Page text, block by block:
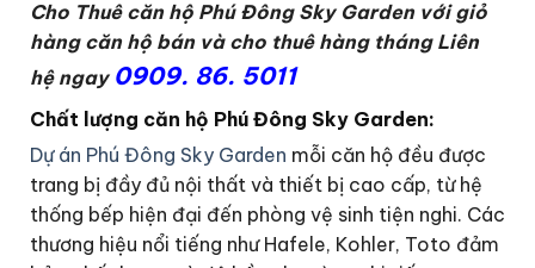
Cho Thuê căn hộ Phú Đông Sky Garden với giỏ
hàng căn hộ bán và cho thuê hàng tháng Liên
hệ ngay 0909. 86. 5011
Chất lượng căn hộ Phú Đông Sky Garden:
Dự án Phú Đông Sky Garden mỗi căn hộ đều được
trang bị đầy đủ nội thất và thiết bị cao cấp, từ hệ
thống bếp hiện đại đến phòng vệ sinh tiện nghi. Các
thương hiệu nổi tiếng như Hafele, Kohler, Toto đảm